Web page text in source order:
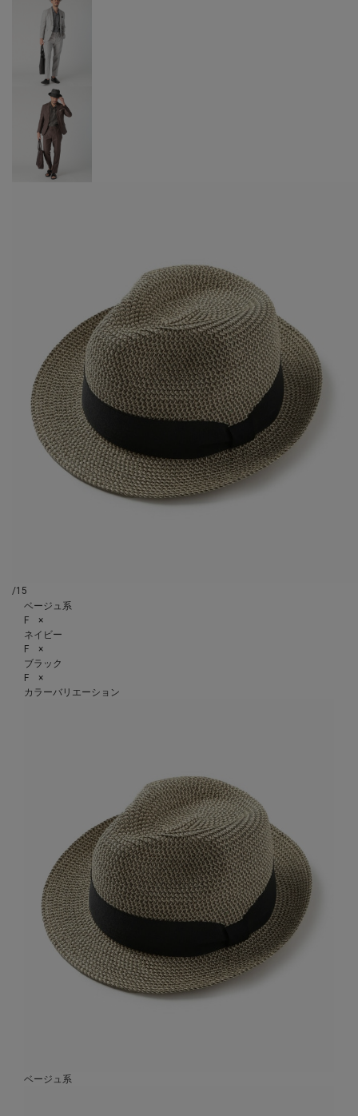
/15
ベージュ系
F ×
ネイビー
F ×
ブラック
F ×
カラーバリエーション
ベージュ系